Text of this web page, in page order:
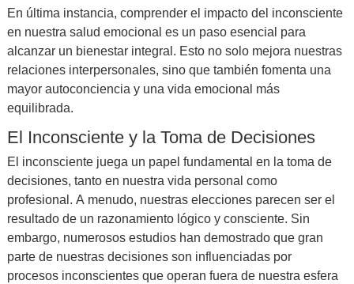
En última instancia, comprender el impacto del inconsciente
en nuestra salud emocional es un paso esencial para
alcanzar un bienestar integral. Esto no solo mejora nuestras
relaciones interpersonales, sino que también fomenta una
mayor autoconciencia y una vida emocional más
equilibrada.
El Inconsciente y la Toma de Decisiones
El inconsciente juega un papel fundamental en la toma de
decisiones, tanto en nuestra vida personal como
profesional. A menudo, nuestras elecciones parecen ser el
resultado de un razonamiento lógico y consciente. Sin
embargo, numerosos estudios han demostrado que gran
parte de nuestras decisiones son influenciadas por
procesos inconscientes que operan fuera de nuestra esfera